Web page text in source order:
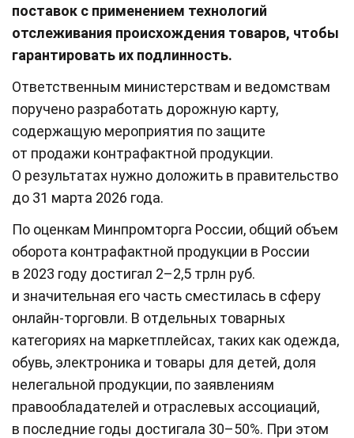
поставок с применением технологий
отслеживания происхождения товаров, чтобы
гарантировать их подлинность.
Ответственным министерствам и ведомствам
поручено разработать дорожную карту,
содержащую мероприятия по защите
от продажи контрафактной продукции.
О результатах нужно доложить в правительство
до 31 марта 2026 года.
По оценкам Минпромторга России, общий объем
оборота контрафактной продукции в России
в 2023 году достигал 2–2,5 трлн руб.
и значительная его часть сместилась в сферу
онлайн-торговли. В отдельных товарных
категориях на маркетплейсах, таких как одежда,
обувь, электроника и товары для детей, доля
нелегальной продукции, по заявлениям
правообладателей и отраслевых ассоциаций,
в последние годы достигала 30–50%. При этом